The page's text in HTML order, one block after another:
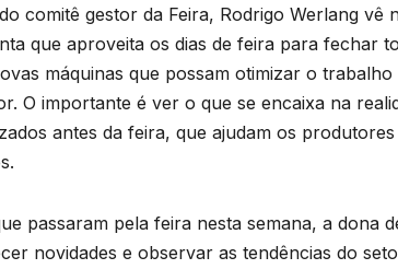
comitê gestor da Feira, Rodrigo Werlang vê
que aproveita os dias de feira para fechar
máquinas que possam otimizar o
O importante é ver o que se encaixa na
antes da feira, que ajudam os
passaram pela feira nesta semana, a dona
novidades e observar as tendências do